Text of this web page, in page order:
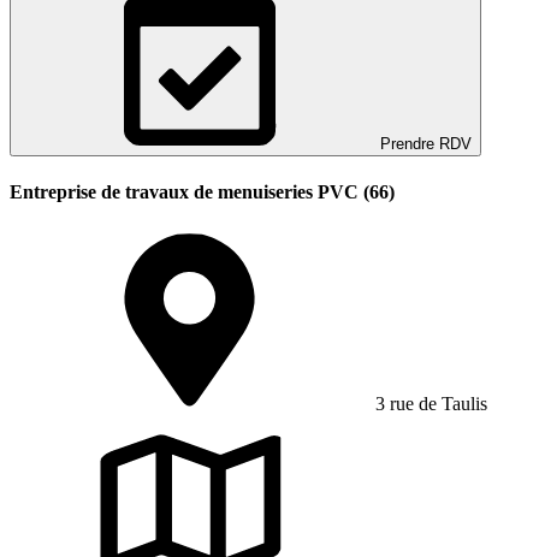
Prendre RDV
Entreprise de travaux de menuiseries PVC (66)
3 rue de Taulis